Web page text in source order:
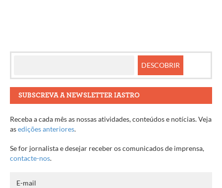
SUBSCREVA A NEWSLETTER IASTRO
Receba a cada mês as nossas atividades, conteúdos e notícias. Veja
asedições anteriores.
Se for jornalista e desejar receber os comunicados de imprensa,
contacte-nos.
E-mail